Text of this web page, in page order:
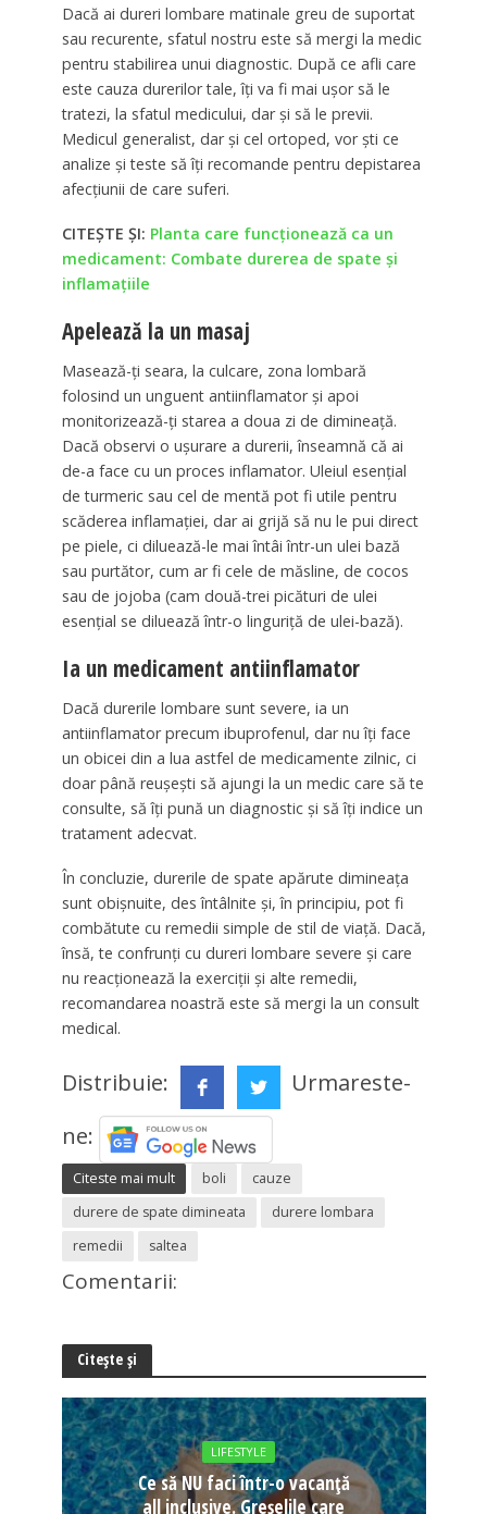
Dacă ai dureri lombare matinale greu de suportat
sau recurente, sfatul nostru este să mergi la medic
pentru stabilirea unui diagnostic. După ce afli care
este cauza durerilor tale, îți va fi mai ușor să le
tratezi, la sfatul medicului, dar și să le previi.
Medicul generalist, dar și cel ortoped, vor ști ce
analize și teste să îți recomande pentru depistarea
afecțiunii de care suferi.
CITEȘTE ȘI: Planta care funcționează ca un
medicament: Combate durerea de spate și
inflamațiile
Apelează la un masaj
Masează-ți seara, la culcare, zona lombară
folosind un unguent antiinflamator și apoi
monitorizează-ți starea a doua zi de dimineață.
Dacă observi o ușurare a durerii, înseamnă că ai
de-a face cu un proces inflamator. Uleiul esențial
de turmeric sau cel de mentă pot fi utile pentru
scăderea inflamației, dar ai grijă să nu le pui direct
pe piele, ci diluează-le mai întâi într-un ulei bază
sau purtător, cum ar fi cele de măsline, de cocos
sau de jojoba (cam două-trei picături de ulei
esențial se diluează într-o linguriță de ulei-bază).
Ia un medicament antiinflamator
Dacă durerile lombare sunt severe, ia un
antiinflamator precum ibuprofenul, dar nu îți face
un obicei din a lua astfel de medicamente zilnic, ci
doar până reușești să ajungi la un medic care să te
consulte, să îți pună un diagnostic și să îți indice un
tratament adecvat.
În concluzie, durerile de spate apărute dimineața
sunt obișnuite, des întâlnite și, în principiu, pot fi
combătute cu remedii simple de stil de viață. Dacă,
însă, te confrunți cu dureri lombare severe și care
nu reacționează la exerciții și alte remedii,
recomandarea noastră este să mergi la un consult
medical.
Distribuie:
Urmareste-
ne:
Citeste mai mult boli
cauze
durere de spate dimineata
durere lombara
remedii
saltea
Comentarii:
Citește și
LIFESTYLE
Ce să NU faci într-o vacanță
all inclusive. Greșelile care